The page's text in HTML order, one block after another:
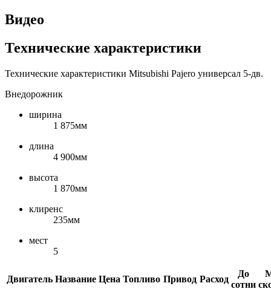
Видео
Технические характеристики
Технические характеристики Mitsubishi Pajero универсал 5-дв.
Внедорожник
ширина
1 875мм
длина
4 900мм
высота
1 870мм
клиренс
235мм
мест
5
Двигатель Название Цена Топливо Привод Расход
До
сотни